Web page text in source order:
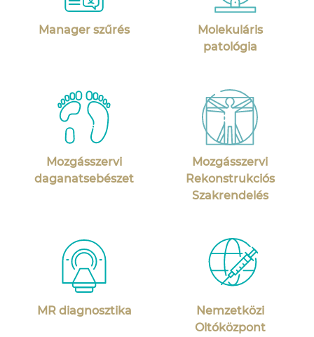
Manager szűrés
Molekuláris
patológia
Mozgásszervi
daganatsebészet
Mozgásszervi
Rekonstrukciós
Szakrendelés
MR diagnosztika
Nemzetközi
Oltóközpont